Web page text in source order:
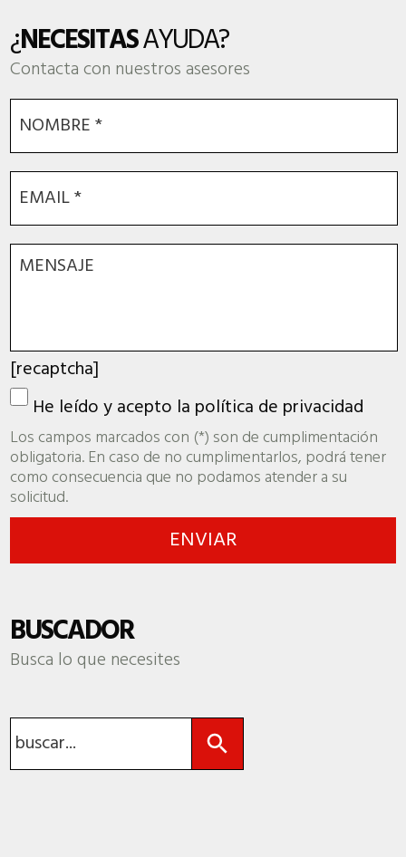
¿NECESITASAYUDA?
Contacta con nuestros asesores
[recaptcha]
He leído y acepto la política de privacidad
Los campos marcados con (*) son de cumplimentación
obligatoria. En caso de no cumplimentarlos, podrá tener
como consecuencia que no podamos atender a su
solicitud.
BUSCADOR
Busca lo que necesites